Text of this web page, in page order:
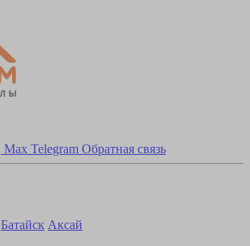
Max Telegram Обратная связь
Батайск Аксай